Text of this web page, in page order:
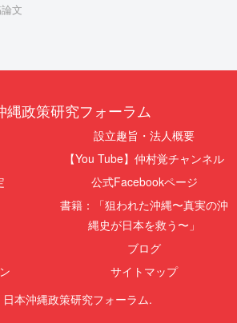
文
縄政策研究フォーラム
設立趣旨・法人概要
【You Tube】仲村覚チャンネル
公式Facebookページ
書籍：「狙われた沖縄〜真実の沖
縄史が日本を救う〜」
ブログ
サイトマップ
本沖縄政策研究フォーラム.